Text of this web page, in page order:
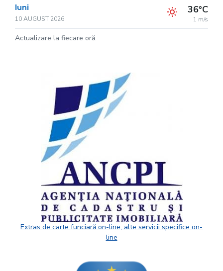
luni
10 AUGUST 2026
36°C
1 m/s
Actualizare la fiecare oră.
Extras de carte funciară on-line, alte servicii specifice on-
line